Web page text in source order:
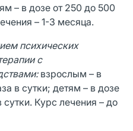
– в дозе от 250 до 500
– 1-3 месяца.
психических
с
взрослым – в
в сутки; детям – в дозе
Курс лечения – до